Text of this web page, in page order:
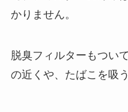
かりません。
脱臭フィルターもつい
の近くや、たばこを吸